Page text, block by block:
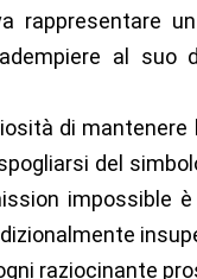
rappresentare
al suo
di mantenere
del
impossible
raziocinante